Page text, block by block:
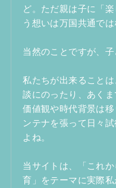
ど。ただ親は子に「
う想いは万国共通では
当然のことですが、
私たちが出来ること
談にのったり、あくま
価値観や時代背景は
ンテナを張って日々
よね。
当サイトは、「これ
育」をテーマに実際